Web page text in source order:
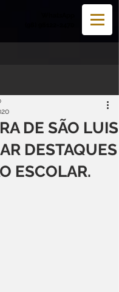
DE SÃO LUIS
DESTAQUES
ESCOLAR.